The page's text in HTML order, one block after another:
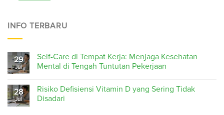
INFO TERBARU
29
Jul
Self-Care di Tempat Kerja: Menjaga Kesehatan
Mental di Tengah Tuntutan Pekerjaan
28
Jul
Risiko Defisiensi Vitamin D yang Sering Tidak
Disadari